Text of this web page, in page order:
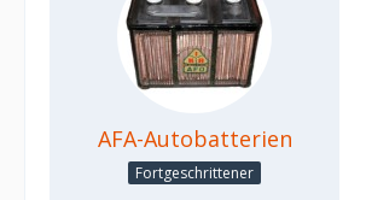
AFA-Autobatterien
Fortgeschrittener